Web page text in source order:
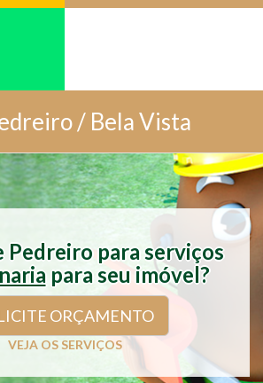
/ Bela Vista
Pedreiro para serviços
para seu imóvel?
ORÇAMENTO
VEJA OS SERVIÇOS